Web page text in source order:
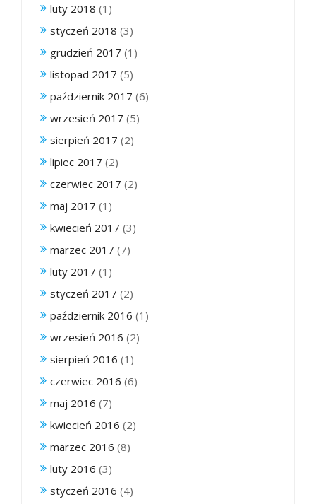
luty 2018 (1)
styczeń 2018 (3)
grudzień 2017 (1)
listopad 2017 (5)
październik 2017 (6)
wrzesień 2017 (5)
sierpień 2017 (2)
lipiec 2017 (2)
czerwiec 2017 (2)
maj 2017 (1)
kwiecień 2017 (3)
marzec 2017 (7)
luty 2017 (1)
styczeń 2017 (2)
październik 2016 (1)
wrzesień 2016 (2)
sierpień 2016 (1)
czerwiec 2016 (6)
maj 2016 (7)
kwiecień 2016 (2)
marzec 2016 (8)
luty 2016 (3)
styczeń 2016 (4)